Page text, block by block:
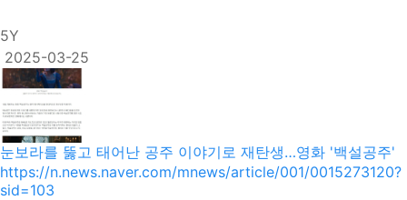
5Y
2025-03-25
눈보라를 뚫고 태어난 공주 이야기로 재탄생…영화 '백설공주'
https://n.news.naver.com/mnews/article/001/0015273120?
sid=103